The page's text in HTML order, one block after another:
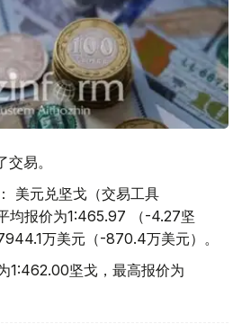
易。
美元兑坚戈（交易工具
均报价为1:465.97 （-4.27坚
万美元（-870.4万美元）。
1:462.00坚戈，最高报价为